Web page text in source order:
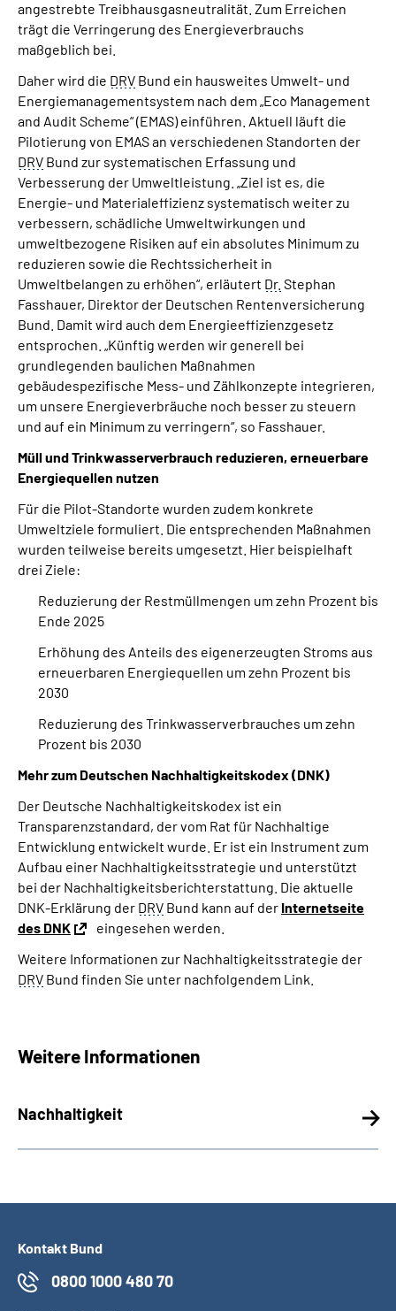
angestrebte Treibhausgasneutralität. Zum Erreichen
trägt die Verringerung des Energieverbrauchs
maßgeblich bei.
Daher wird die DRV Bund ein hausweites Umwelt- und
Energiemanagementsystem nach dem „Eco Management
and Audit Scheme“ (EMAS) einführen. Aktuell läuft die
Pilotierung von EMAS an verschiedenen Standorten der
DRV Bund zur systematischen Erfassung und
Verbesserung der Umweltleistung. „Ziel ist es, die
Energie- und Materialeffizienz systematisch weiter zu
verbessern, schädliche Umweltwirkungen und
umweltbezogene Risiken auf ein absolutes Minimum zu
reduzieren sowie die Rechtssicherheit in
Umweltbelangen zu erhöhen“, erläutert Dr. Stephan
Fasshauer, Direktor der Deutschen Rentenversicherung
Bund. Damit wird auch dem Energieeffizienzgesetz
entsprochen. „Künftig werden wir generell bei
grundlegenden baulichen Maßnahmen
gebäudespezifische Mess- und Zählkonzepte integrieren,
um unsere Energieverbräuche noch besser zu steuern
und auf ein Minimum zu verringern“, so Fasshauer.
Müll und Trinkwasserverbrauch reduzieren, erneuerbare
Energiequellen nutzen
Für die Pilot-Standorte wurden zudem konkrete
Umweltziele formuliert. Die entsprechenden Maßnahmen
wurden teilweise bereits umgesetzt. Hier beispielhaft
drei Ziele:
Reduzierung der Restmüllmengen um zehn Prozent bis
Ende 2025
Erhöhung des Anteils des eigenerzeugten Stroms aus
erneuerbaren Energiequellen um zehn Prozent bis
2030
Reduzierung des Trinkwasserverbrauches um zehn
Prozent bis 2030
Mehr zum Deutschen Nachhaltigkeitskodex (DNK)
Der Deutsche Nachhaltigkeitskodex ist ein
Transparenzstandard, der vom Rat für Nachhaltige
Entwicklung entwickelt wurde. Er ist ein Instrument zum
Aufbau einer Nachhaltigkeitsstrategie und unterstützt
bei der Nachhaltigkeitsberichterstattung. Die aktuelle
DNK-Erklärung der DRV Bund kann auf der Internetseite
des DNK
eingesehen werden.
Weitere Informationen zur Nachhaltigkeitsstrategie der
DRV Bund finden Sie unter nachfolgendem Link.
Weitere Informationen
Nachhaltigkeit
Kontakt Bund
0800 1000 480 70